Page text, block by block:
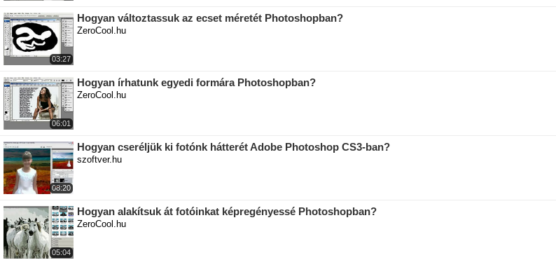
03:27
Hogyan változtassuk az ecset méretét Photoshopban?
ZeroCool.hu
06:01
Hogyan írhatunk egyedi formára Photoshopban?
ZeroCool.hu
08:20
Hogyan cseréljük ki fotónk hátterét Adobe Photoshop CS3-ban?
szoftver.hu
05:04
Hogyan alakítsuk át fotóinkat képregényessé Photoshopban?
ZeroCool.hu